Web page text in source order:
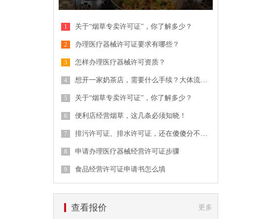
证
关于“烟草专卖许可证”，你了解多少？
办理医疗器械许可证要求有哪些？
怎样办理医疗器械许可资质？
想开一家奶茶店，需要什么手续？大体流程是什么？
关于“烟草专卖许可证”，你了解多少？
便利店经营烟草，这几条必须知晓！
排污许可证、排水许可证，还在傻傻分不清？
申请办理医疗器械经营许可证步骤
食品经营许可证申请书怎么填
查看报价 更多